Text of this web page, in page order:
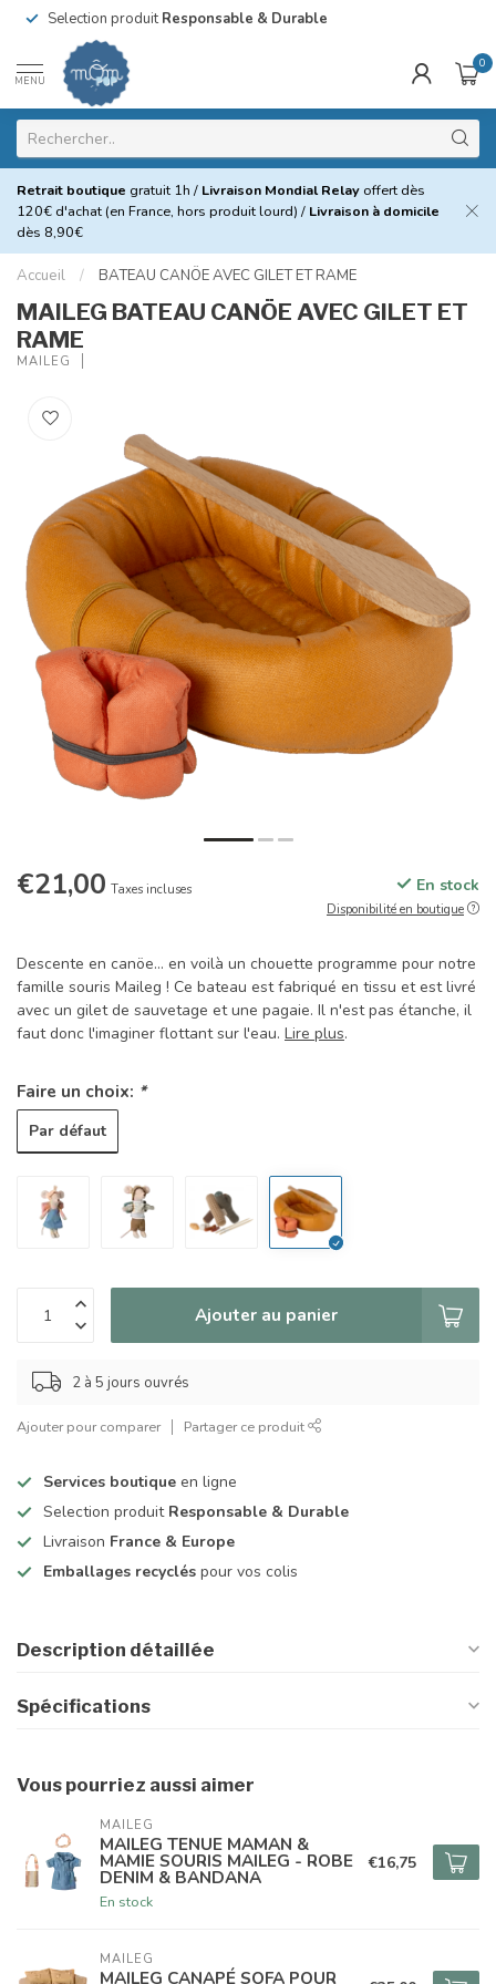
Selection produitResponsable & Durable
MENU
0
Retrait boutique gratuit 1h / Livraison Mondial Relay offert dès
120€ d'achat (en France, hors produit lourd) / Livraison à domicile
dès 8,90€
Accueil / BATEAU CANÖE AVEC GILET ET RAME
MAILEG BATEAU CANÖE AVEC GILET ET
RAME
MAILEG
€21,00 Taxes incluses En stock
Disponibilité en boutique
Descente en canöe... en voilà un chouette programme pour notre
famille souris Maileg ! Ce bateau est fabriqué en tissu et est livré
avec un gilet de sauvetage et une pagaie. Il n'est pas étanche, il
faut donc l'imaginer flottant sur l'eau. Lire plus.
Faire un choix: *
Par défaut
Ajouter au panier
2 à 5 jours ouvrés
Ajouter pour comparer Partager ce produit
Services boutique en ligne
Selection produit Responsable & Durable
Livraison France & Europe
Emballages recyclés pour vos colis
Description détaillée
Spécifications
Vous pourriez aussi aimer
MAILEG
MAILEG TENUE MAMAN &
MAMIE SOURIS MAILEG - ROBE
DENIM & BANDANA
En stock
€16,75
MAILEG
MAILEG CANAPÉ SOFA POUR